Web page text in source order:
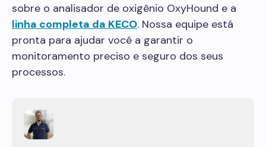
sobre o analisador de oxigênio OxyHound e a
linha completa da KECO. Nossa equipe está
pronta para ajudar você a garantir o
monitoramento preciso e seguro dos seus
processos.